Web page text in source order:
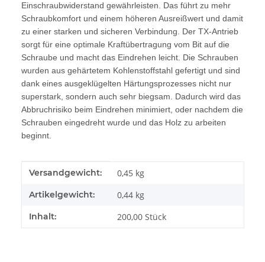
Einschraubwiderstand gewährleisten. Das führt zu mehr
Schraubkomfort und einem höheren Ausreißwert und damit
zu einer starken und sicheren Verbindung. Der TX-Antrieb
sorgt für eine optimale Kraftübertragung vom Bit auf die
Schraube und macht das Eindrehen leicht. Die Schrauben
wurden aus gehärtetem Kohlenstoffstahl gefertigt und sind
dank eines ausgeklügelten Härtungsprozesses nicht nur
superstark, sondern auch sehr biegsam. Dadurch wird das
Abbruchrisiko beim Eindrehen minimiert, oder nachdem die
Schrauben eingedreht wurde und das Holz zu arbeiten
beginnt.
Produkteigenschaft
Wert
Versandgewicht: 0,45 kg
Artikelgewicht: 0,44 kg
Inhalt: 200,00 Stück